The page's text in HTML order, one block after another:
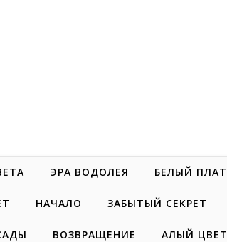
ЭРА ВОДОЛЕЯ БЕЛЫЙ ПЛАТ
НАЧАЛО ЗАБЫТЫЙ СЕКРЕТ
ВОЗВРАЩЕНИЕ АЛЫЙ ЦВЕТ